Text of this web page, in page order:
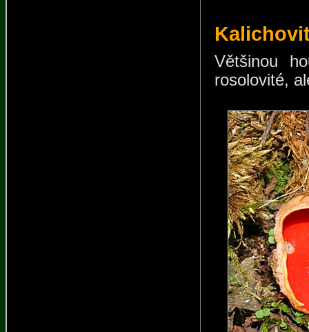
Většinou
rosolovité,